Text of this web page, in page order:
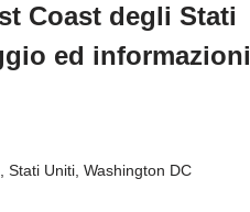
Coast degli Stati
ed informazioni
, Stati Uniti, Washington DC